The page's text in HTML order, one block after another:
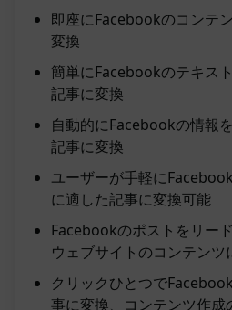
即座にFacebookのコンテ
変換
簡単にFacebookのテキス
記事に変換
自動的にFacebookの情報
記事に変換
ユーザーが手軽に
に適した記事に変換可能
Facebookのポストをリー
ウェブサイトのコンテンツ
クリックひとつで
事に変換、コンテンツ作成